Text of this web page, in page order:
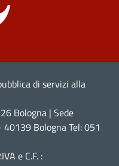
di servizi alla
Bologna | Sede
Bologna Tel: 051
e C.F. :